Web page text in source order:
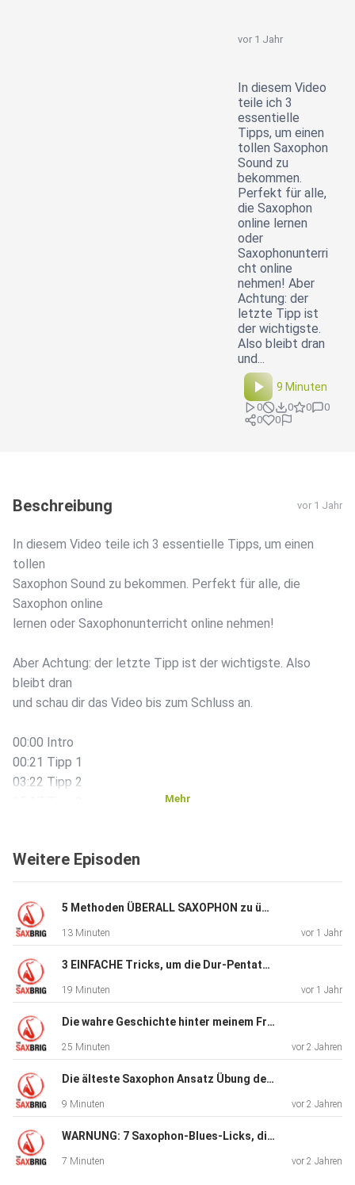
vor 1 Jahr
In diesem Video
teile ich 3
essentielle
Tipps, um einen
tollen Saxophon
Sound zu
bekommen.
Perfekt für alle,
die Saxophon
online lernen
oder
Saxophonunterri
cht online
nehmen! Aber
Achtung: der
letzte Tipp ist
der wichtigste.
Also bleibt dran
und...
9 Minuten
0 0 0
0
0
0
Beschreibung vor 1 Jahr
In diesem Video teile ich 3 essentielle Tipps, um einen
tollen
Saxophon Sound zu bekommen. Perfekt für alle, die
Saxophon online
lernen oder Saxophonunterricht online nehmen!
Aber Achtung: der letzte Tipp ist der wichtigste. Also
bleibt dran
und schau dir das Video bis zum Schluss an.
00:00 Intro
00:21 Tipp 1
03:22 Tipp 2
Bereich. Du
Reparatur,
Improvisation und so weiter stellen.
Ich freue mich auf dein Feedback!
Die #DailySaxophone Show! gibt dir jeden Tag (oder fast
eine neue Aufgabe zum Üben. Wir machen Übungen für die
Technik,
Saxophon.
#saxbrigblog
#newsaxbrig
Mehr
Weitere Episoden
5 Methoden ÜBERALL SAXOPHON zu üben, ohne dass es jemand hört
13 Minuten vor 1 Jahr
3 EINFACHE Tricks, um die Dur-Pentatonik auf dem Saxophon zu meistern!
19 Minuten vor 1 Jahr
Die wahre Geschichte hinter meinem Frust mit Mundstücken
25 Minuten vor 2 Jahren
Die älteste Saxophon Ansatz Übung der Welt (die JEDER machen sollte!)
9 Minuten vor 2 Jahren
WARNUNG: 7 Saxophon-Blues-Licks, die super bluesig klingen
7 Minuten vor 2 Jahren